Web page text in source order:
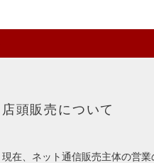
店頭販売について
現在、ネット通信販売主体の営業